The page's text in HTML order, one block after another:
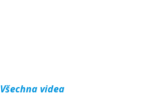
Všechna videa